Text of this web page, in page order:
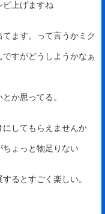
ピ上げますね
ます。って言うかミク
すがどうしようかなぁ
か思ってる。
してもらえませんか
ょっと物足りない
るとすごく楽しい。